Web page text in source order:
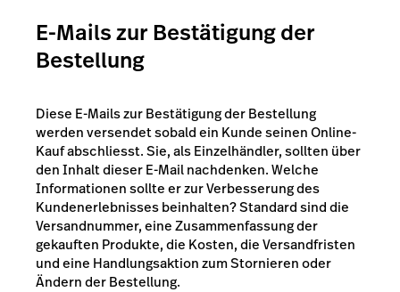
E-Mails zur Bestätigung der
Bestellung
Diese E-Mails zur Bestätigung der Bestellung
werden versendet sobald ein Kunde seinen Online-
Kauf abschliesst. Sie, als Einzelhändler, sollten über
den Inhalt dieser E-Mail nachdenken. Welche
Informationen sollte er zur Verbesserung des
Kundenerlebnisses beinhalten? Standard sind die
Versandnummer, eine Zusammenfassung der
gekauften Produkte, die Kosten, die Versandfristen
und eine Handlungsaktion zum Stornieren oder
Ändern der Bestellung.